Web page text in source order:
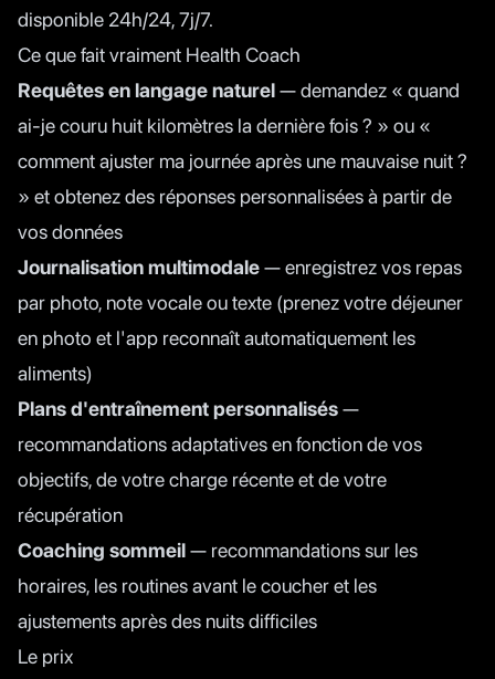
disponible 24h/24, 7j/7.
Ce que fait vraiment Health Coach
Requêtes en langage naturel— demandez « quand
ai-je couru huit kilomètres la dernière fois ? » ou «
comment ajuster ma journée après une mauvaise nuit ?
» et obtenez des réponses personnalisées à partir de
vos données
Journalisation multimodale— enregistrez vos repas
par photo, note vocale ou texte (prenez votre déjeuner
en photo et l'app reconnaît automatiquement les
aliments)
Plans d'entraînement personnalisés—
recommandations adaptatives en fonction de vos
objectifs, de votre charge récente et de votre
récupération
Coaching sommeil— recommandations sur les
horaires, les routines avant le coucher et les
ajustements après des nuits difficiles
Le prix